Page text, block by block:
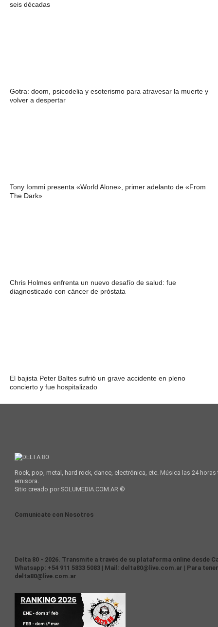
seis décadas
Gotra: doom, psicodelia y esoterismo para atravesar la muerte y
volver a despertar
Tony Iommi presenta «World Alone», primer adelanto de «From
The Dark»
Chris Holmes enfrenta un nuevo desafío de salud: fue
diagnosticado con cáncer de próstata
El bajista Peter Baltes sufrió un grave accidente en pleno
concierto y fue hospitalizado
Rock, pop, metal, hard rock, dance, electrónica, etc. Música las 24
emisora.
Sitio creado por SOLUMEDIA.COM.AR ©
Comunicate con Nosotros
Delta 80 - 2026. Transmite a través de su plataforma online desde
Whatsapp: +54 911 5833 5083 | Mail: delta80@live.com.ar | Para
delta80@live.com.ar